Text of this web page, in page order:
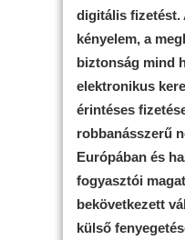
digitális fizetést.
kényelem, a
biztonság mind
elektronikus
érintéses
robbanásszerű
Európában és
fogyasztói
bekövetkezett
külső